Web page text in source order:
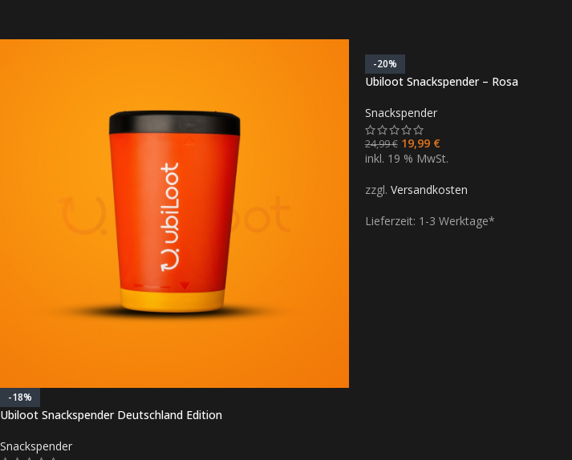
-18%
Ubiloot Snackspender Deutschland Edition
Snackspender
-20%
Ubiloot Snackspender – Rosa
Snackspender
24,99€ 19,99 €
inkl. 19 % MwSt.
zzgl. Versandkosten
Lieferzeit: 1-3 Werktage*